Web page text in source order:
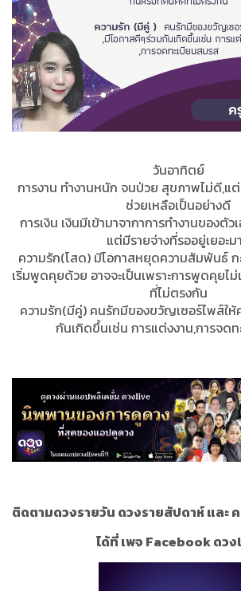
วันอาทิตย์
การงาน ทำงานหนัก จนป่วย สุขภาพไม่ดี,แต่
ช่วยเหลือเป็นอย่างดี
การเงิน เงินมีเข้ามาจากาการทำงานของตั
แต่มีรายจ่างที่รออยู่เยอะม
ความรัก(โสด) มีโอกาสหยุดความสัมพันธ์
เริ่มพูดคุยด้วย อาจจะเป็นเพราะการพูดคุยไ
ที่ไม่ตรงกัน
ความรัก(มีคู่) คนรักมีของขวัญเซอร์ไพส์ใ
กันเกิดขึ้นเช่น การแต่งงาน,การจด
ติดตามดวงรายวัน ดวงรายสัปดาห์ และ
ได้ที่ เพจ Facebook ดว